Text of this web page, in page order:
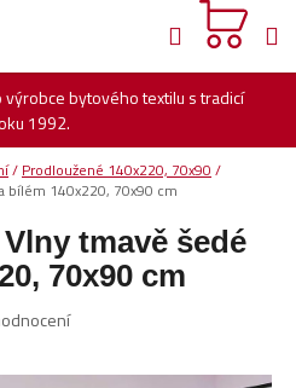
bytového textilu s tradicí
1992.
Hledat
/ Prodloužené 140x220, 70x90 /
bílém 140x220, 70x90 cm
tmavě šedé
70x90 cm